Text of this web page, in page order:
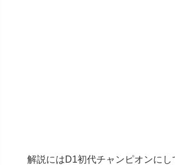
解説にはD1初代チャンピオンにし